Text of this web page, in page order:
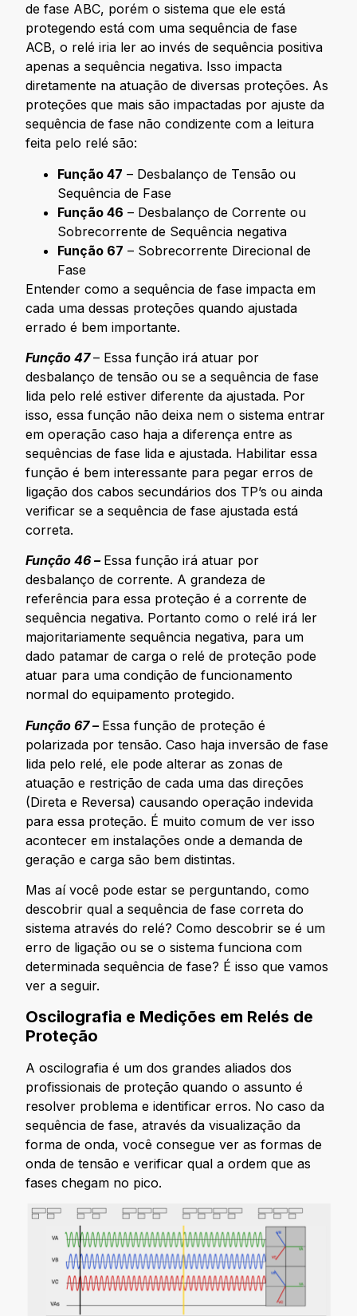
de fase ABC, porém o sistema que ele está
protegendo está com uma sequência de fase
ACB, o relé iria ler ao invés de sequência positiva
apenas a sequência negativa. Isso impacta
diretamente na atuação de diversas proteções. As
proteções que mais são impactadas por ajuste da
sequência de fase não condizente com a leitura
feita pelo relé são:
Função 47 – Desbalanço de Tensão ou
Sequência de Fase
Função 46 – Desbalanço de Corrente ou
Sobrecorrente de Sequência negativa
Função 67 – Sobrecorrente Direcional de
Fase
Entender como a sequência de fase impacta em
cada uma dessas proteções quando ajustada
errado é bem importante.
Função 47– Essa função irá atuar por
desbalanço de tensão ou se a sequência de fase
lida pelo relé estiver diferente da ajustada. Por
isso, essa função não deixa nem o sistema entrar
em operação caso haja a diferença entre as
sequências de fase lida e ajustada. Habilitar essa
função é bem interessante para pegar erros de
ligação dos cabos secundários dos TP’s ou ainda
verificar se a sequência de fase ajustada está
correta.
Função 46 – Essa função irá atuar por
desbalanço de corrente. A grandeza de
referência para essa proteção é a corrente de
sequência negativa. Portanto como o relé irá ler
majoritariamente sequência negativa, para um
dado patamar de carga o relé de proteção pode
atuar para uma condição de funcionamento
normal do equipamento protegido.
Função 67 – Essa função de proteção é
polarizada por tensão. Caso haja inversão de fase
lida pelo relé, ele pode alterar as zonas de
atuação e restrição de cada uma das direções
(Direta e Reversa) causando operação indevida
para essa proteção. É muito comum de ver isso
acontecer em instalações onde a demanda de
geração e carga são bem distintas.
Mas aí você pode estar se perguntando, como
descobrir qual a sequência de fase correta do
sistema através do relé? Como descobrir se é um
erro de ligação ou se o sistema funciona com
determinada sequência de fase? É isso que vamos
ver a seguir.
Oscilografia e Medições em Relés de
Proteção
A oscilografia é um dos grandes aliados dos
profissionais de proteção quando o assunto é
resolver problema e identificar erros. No caso da
sequência de fase, através da visualização da
forma de onda, você consegue ver as formas de
onda de tensão e verificar qual a ordem que as
fases chegam no pico.